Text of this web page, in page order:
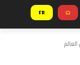
FR